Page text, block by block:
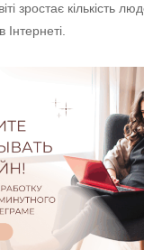
зростає кількість